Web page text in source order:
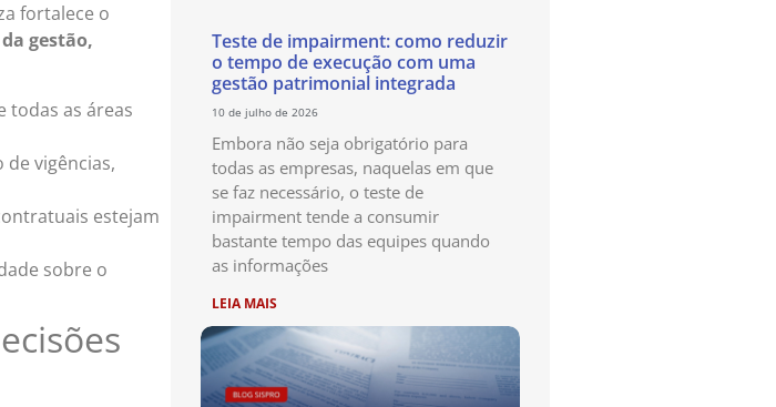
fortalece o
gestão,
todas as áreas
vigências,
estejam
sobre o
Teste de impairment: como reduzir
o tempo de execução com uma
gestão patrimonial integrada
10 de julho de 2026
Embora não seja obrigatório para
todas as empresas, naquelas em que
se faz necessário, o teste de
impairment tende a consumir
bastante tempo das equipes quando
as informações
LEIA MAIS